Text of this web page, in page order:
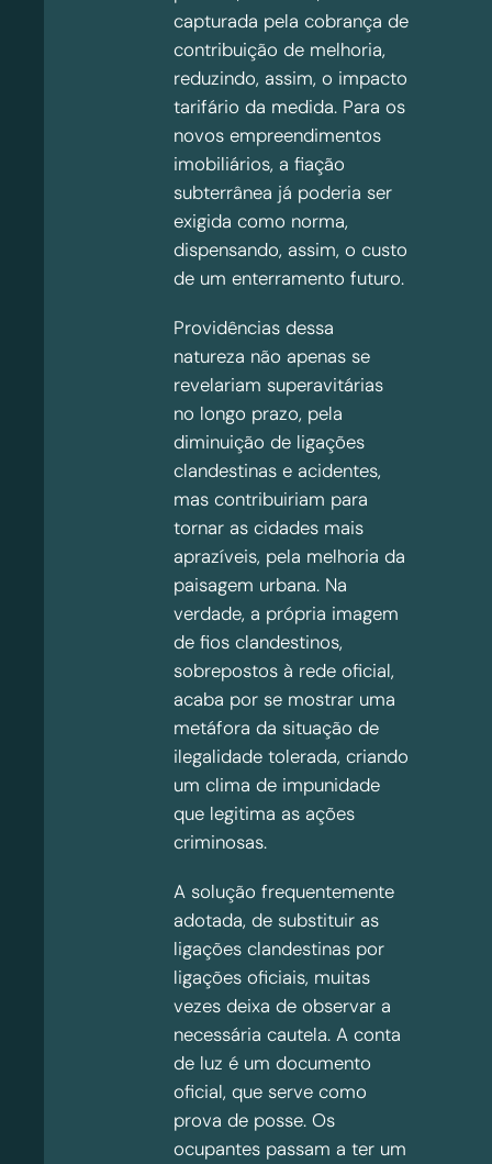
capturada pela cobrança de
contribuição de melhoria,
reduzindo, assim, o impacto
tarifário da medida. Para os
novos empreendimentos
imobiliários, a fiação
subterrânea já poderia ser
exigida como norma,
dispensando, assim, o custo
de um enterramento futuro.
Providências dessa
natureza não apenas se
revelariam superavitárias
no longo prazo, pela
diminuição de ligações
clandestinas e acidentes,
mas contribuiriam para
tornar as cidades mais
aprazíveis, pela melhoria da
paisagem urbana. Na
verdade, a própria imagem
de fios clandestinos,
sobrepostos à rede oficial,
acaba por se mostrar uma
metáfora da situação de
ilegalidade tolerada, criando
um clima de impunidade
que legitima as ações
criminosas.
A solução frequentemente
adotada, de substituir as
ligações clandestinas por
ligações oficiais, muitas
vezes deixa de observar a
necessária cautela. A conta
de luz é um documento
oficial, que serve como
prova de posse. Os
ocupantes passam a ter um